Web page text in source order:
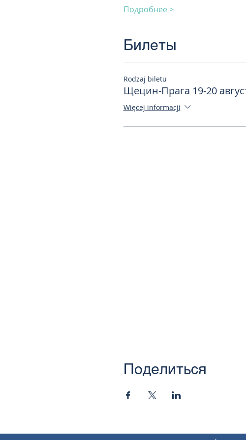
Подробнее >
Билеты
Rodzaj biletu
Щецин-Прага 19-20
Więcej informacji
Поделиться